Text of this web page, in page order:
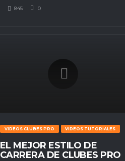
845 0
VIDEOS CLUBES PRO VIDEOS TUTORIALES
EL MEJOR ESTILO DE
CARRERA DE CLUBES PRO
TUTORIALES
¿QUÉ ES CLUBES
PRO?